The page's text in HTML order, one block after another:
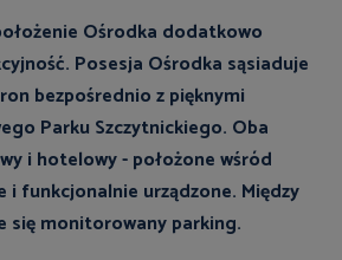
Ośrodka dodatkowo
Posesja Ośrodka sąsiaduje
bezpośrednio z pięknymi
Parku Szczytnickiego. Oba
i hotelowy - położone wśród
i funkcjonalnie urządzone. Między
się monitorowany parking.